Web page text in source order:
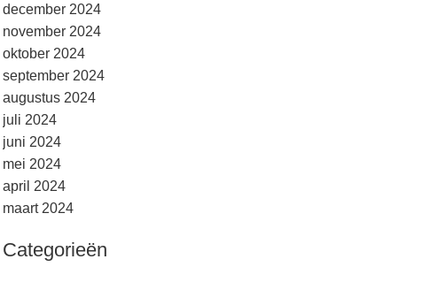
december 2024
november 2024
oktober 2024
september 2024
augustus 2024
juli 2024
juni 2024
mei 2024
april 2024
maart 2024
Categorieën